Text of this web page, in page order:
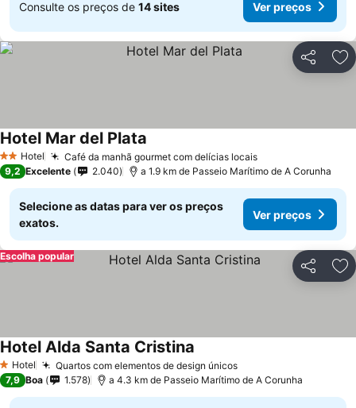
Consulte os preços de 14 sites Ver preços
Partilhar
2 Estrelas
Hotel Café da manhã gourmet com delícias locais
Hotel Mar del Plata
9,2 Excelente 2.040 a 1.9 km de Passeio Marítimo de A Corunha
Selecione as datas para ver os preços
exatos.
Ver preços
Partilhar
Escolha popular
1 Estrelas
Hotel Quartos com elementos de design únicos
Hotel Alda Santa Cristina
7,9 Boa 1.578 a 4.3 km de Passeio Marítimo de A Corunha